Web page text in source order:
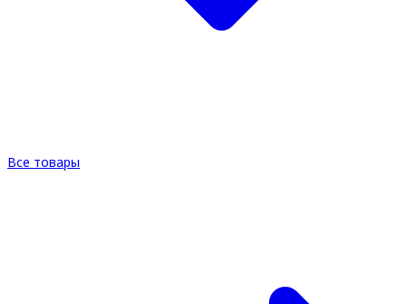
Все товары